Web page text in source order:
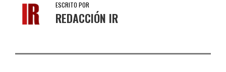
ESCRITO POR
REDACCIÓN IR